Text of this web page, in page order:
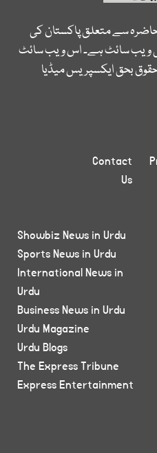
سے متعلق پاکستان کی
ویب سائٹ ہے۔ اس ویب سائٹ
بحق ایکسپریس میڈیا
Contact
Us
Showbiz News in Urdu
Sports News in Urdu
International News in
Urdu
Business News in Urdu
Urdu Magazine
Urdu Blogs
The Express Tribune
Express Entertainment